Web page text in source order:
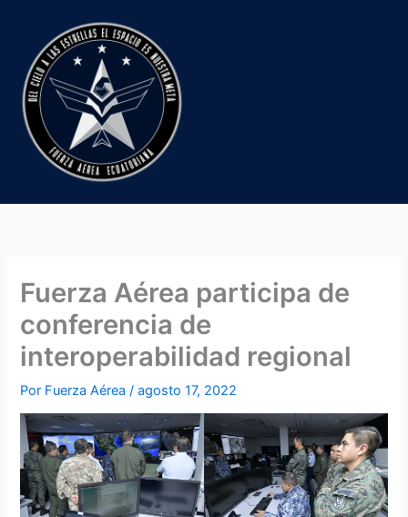
contenido
Fuerza Aérea participa de
conferencia de
interoperabilidad regional
Por Fuerza Aérea/agosto 17, 2022